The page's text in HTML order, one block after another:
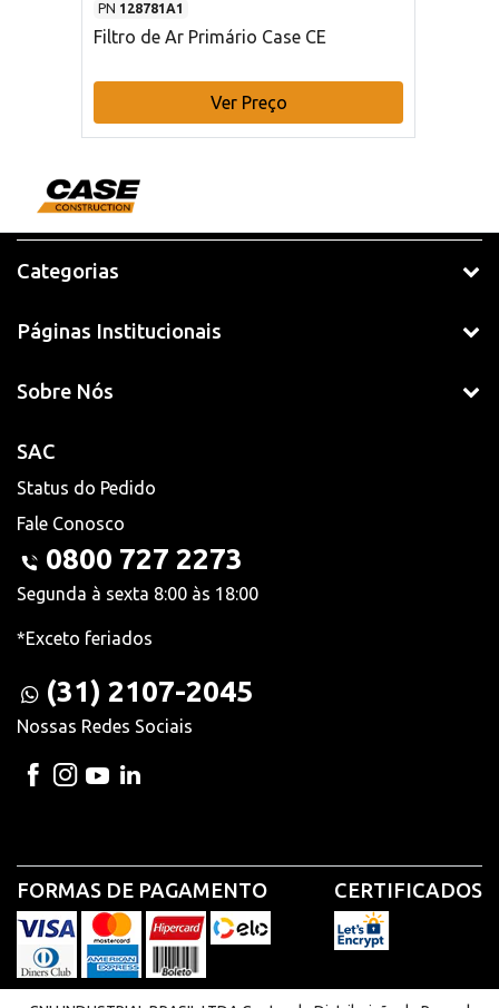
PN 128781A1
Filtro de Ar Primário Case CE
Ver Preço
Categorias
Páginas Institucionais
Sobre Nós
SAC
Status do Pedido
Fale Conosco
0800 727 2273
Segunda à sexta 8:00 às 18:00
*Exceto feriados
(31) 2107-2045
Nossas Redes Sociais
FORMAS DE PAGAMENTO CERTIFICADOS